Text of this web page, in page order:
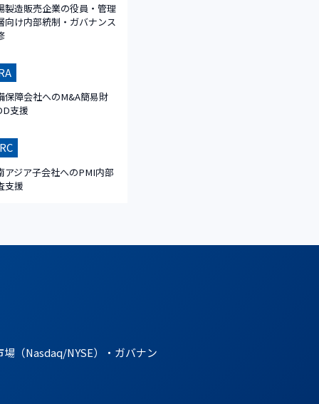
製造販売企業の役員・管理
向け内部統制・ガバナンス
保障会社へのM&A簡易財
支援
アジア子会社へのPMI内部
支援
（Nasdaq/NYSE）・ガバナン